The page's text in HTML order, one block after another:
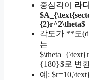
중심각이 라
{2}r^2\theta$
각도가 **도
는
{180}$로 변
예: